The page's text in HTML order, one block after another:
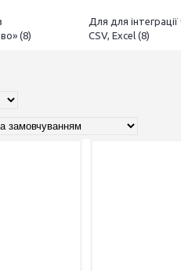
(8)
Для для
CSV, Excel (8)